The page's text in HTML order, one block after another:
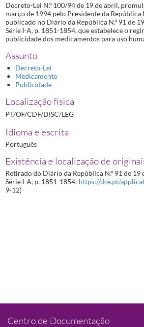
Decreto-Lei N.º 100/94 de 19 de abril,
março de 1994 pelo Presidente da República
publicado no Diário da República N.º 91 de
Série I-A, p. 1851-1854, que estabelece o
publicidade dos medicamentos para uso
Assunto
Decreto-Lei
Medicamento
Publicidade
Localização física
PT/OF/CDF/DISC/LEG
Idioma e escrita
Português
Existência e localização de
Retirado do Diário da República N.º 91 de 19
Série I-A, p. 1851-1854: https://dre.pt/
9-12)
Centro de Documentação